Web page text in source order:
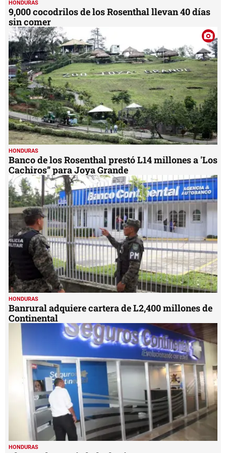
HONDURAS
9,000 cocodrilos de los Rosenthal llevan 40 días
sin comer
HONDURAS
Banco de los Rosenthal prestó L14 millones a 'Los
Cachiros” para Joya Grande
HONDURAS
Banrural adquiere cartera de L2,400 millones de
Continental
HONDURAS